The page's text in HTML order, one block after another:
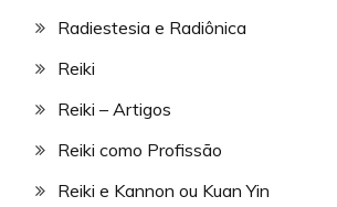
Radiestesia e Radiônica
Reiki
Reiki – Artigos
Reiki como Profissão
Reiki e Kannon ou Kuan Yin